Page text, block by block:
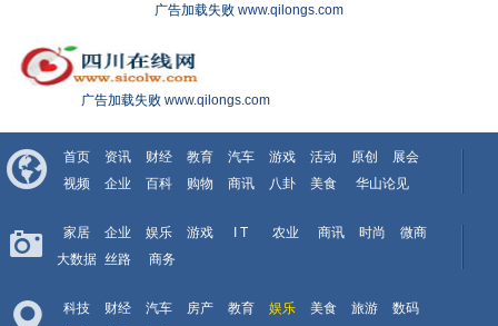
广告加载失败 www.qilongs.com
广告加载失败 www.qilongs.com
首页 资讯 财经 教育 汽车 游戏 活动 原创
展会
视频
企业 百科 购物 商讯 八卦 美食 华山论见
家居 企业 娱乐 游戏 I T 农业 商讯 时尚
微商
大数据 丝路 商务
科技 财经 汽车 房产 教育 娱乐 美食 旅游
数码